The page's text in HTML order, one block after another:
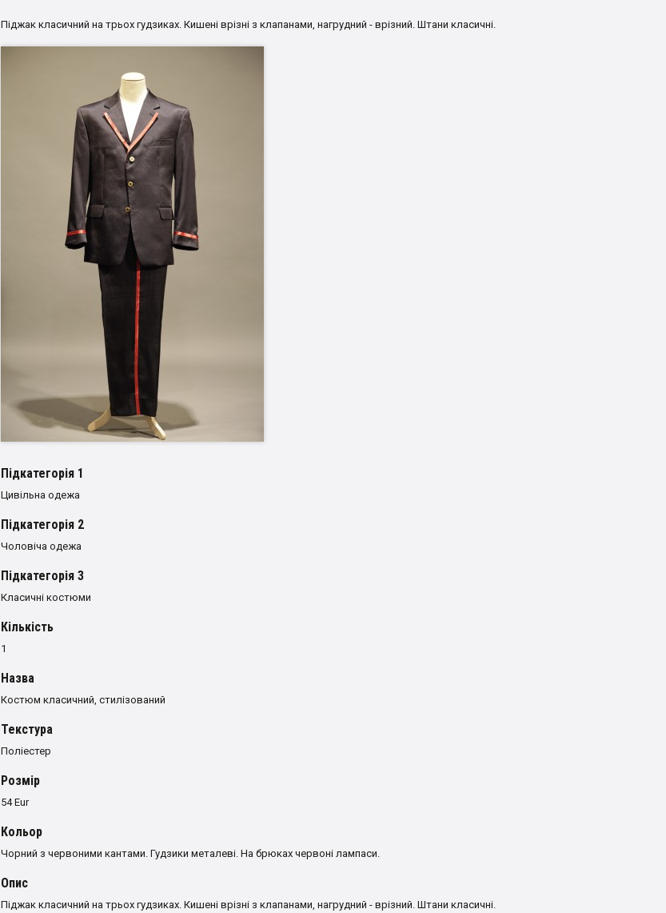
Піджак класичний на трьох гудзиках. Кишені врізні з клапанами, нагрудний - врізний. Штани класичні.
Пiдкатегорiя 1
Цивільна одежа
Пiдкатегорiя 2
Чоловіча одежа
Пiдкатегорiя 3
Класичні костюми
Кількість
1
Назва
Костюм класичний, стилізований
Текстура
Поліестер
Розмiр
54 Eur
Кольор
Чорний з червоними кантами. Гудзики металеві. На брюках червоні лампаси.
Опис
Піджак класичний на трьох гудзиках. Кишені врізні з клапанами, нагрудний - врізний. Штани класичні.